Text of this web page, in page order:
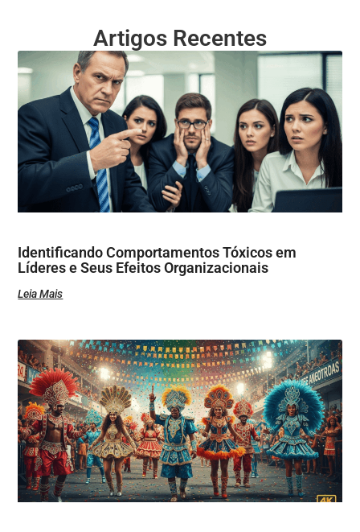
Artigos Recentes
Identificando Comportamentos Tóxicos em
Líderes e Seus Efeitos Organizacionais
Leia Mais